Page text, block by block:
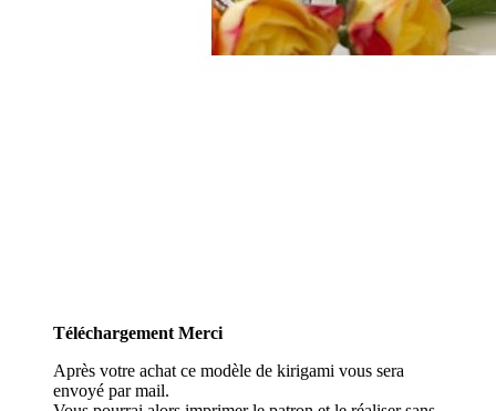
Téléchargement Merci
Après votre achat ce modèle de kirigami vous sera
envoyé par mail.